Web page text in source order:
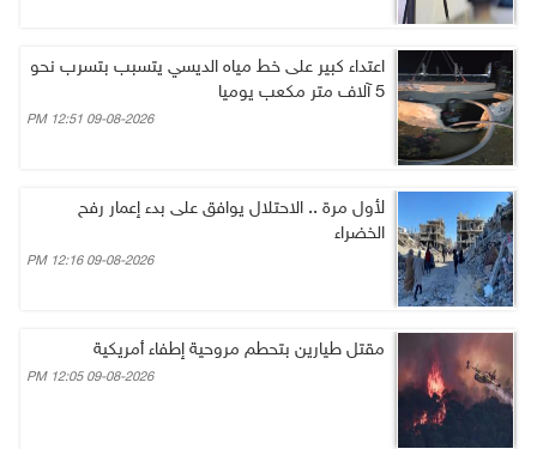
اعتداء كبير على خط مياه الديسي يتسبب بتسرب نحو
5 آلاف متر مكعب يوميا
09-08-2026 12:51 PM
لأول مرة .. الاحتلال يوافق على بدء إعمار رفح
الخضراء
09-08-2026 12:16 PM
مقتل طيارين بتحطم مروحية إطفاء أمريكية
09-08-2026 12:05 PM